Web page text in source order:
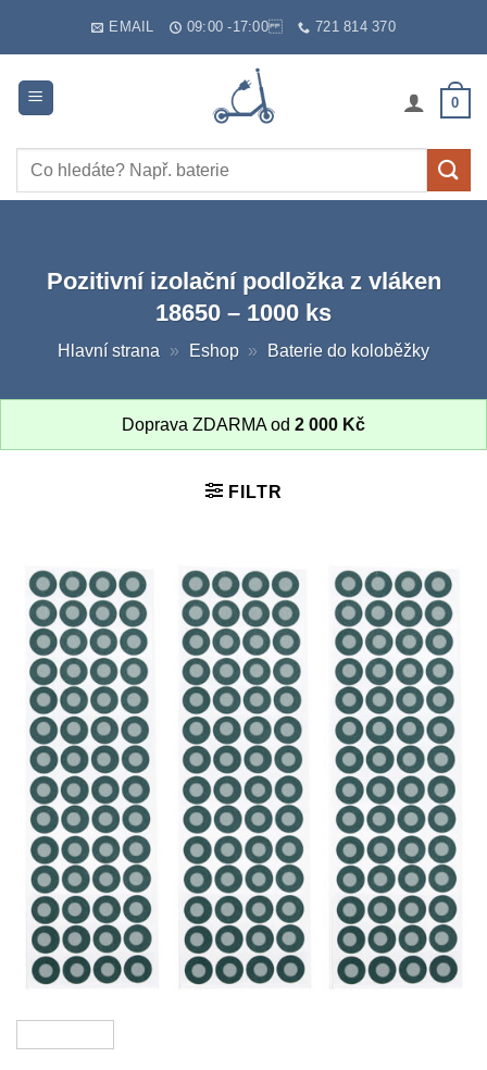
EMAIL 09:00 -17:00 721 814 370
0
Hledat:
Pozitivní izolační podložka z vláken
18650 – 1000 ks
Hlavní strana » Eshop » Baterie do koloběžky
Doprava ZDARMA od 2 000 Kč
FILTR